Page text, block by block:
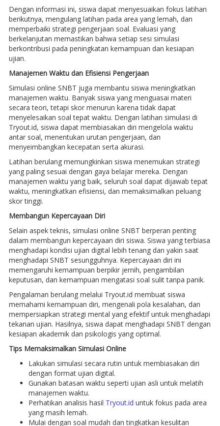
Dengan informasi ini, siswa dapat menyesuaikan fokus latihan
berikutnya, mengulang latihan pada area yang lemah, dan
memperbaiki strategi pengerjaan soal. Evaluasi yang
berkelanjutan memastikan bahwa setiap sesi simulasi
berkontribusi pada peningkatan kemampuan dan kesiapan
ujian.
Manajemen Waktu dan Efisiensi Pengerjaan
Simulasi online SNBT juga membantu siswa meningkatkan
manajemen waktu. Banyak siswa yang menguasai materi
secara teori, tetapi skor menurun karena tidak dapat
menyelesaikan soal tepat waktu. Dengan latihan simulasi di
Tryout.id, siswa dapat membiasakan diri mengelola waktu
antar soal, menentukan urutan pengerjaan, dan
menyeimbangkan kecepatan serta akurasi.
Latihan berulang memungkinkan siswa menemukan strategi
yang paling sesuai dengan gaya belajar mereka. Dengan
manajemen waktu yang baik, seluruh soal dapat dijawab tepat
waktu, meningkatkan efisiensi, dan memaksimalkan peluang
skor tinggi.
Membangun Kepercayaan Diri
Selain aspek teknis, simulasi online SNBT berperan penting
dalam membangun kepercayaan diri siswa. Siswa yang terbiasa
menghadapi kondisi ujian digital lebih tenang dan yakin saat
menghadapi SNBT sesungguhnya. Kepercayaan diri ini
memengaruhi kemampuan berpikir jernih, pengambilan
keputusan, dan kemampuan mengatasi soal sulit tanpa panik.
Pengalaman berulang melalui Tryout.id membuat siswa
memahami kemampuan diri, mengenali pola kesalahan, dan
mempersiapkan strategi mental yang efektif untuk menghadapi
tekanan ujian. Hasilnya, siswa dapat menghadapi SNBT dengan
kesiapan akademik dan psikologis yang optimal.
Tips Memaksimalkan Simulasi Online
Lakukan simulasi secara rutin untuk membiasakan diri
dengan format ujian digital.
Gunakan batasan waktu seperti ujian asli untuk melatih
manajemen waktu.
Perhatikan analisis hasil Tryout.id untuk fokus pada area
yang masih lemah.
Mulai dengan soal mudah dan tingkatkan kesulitan